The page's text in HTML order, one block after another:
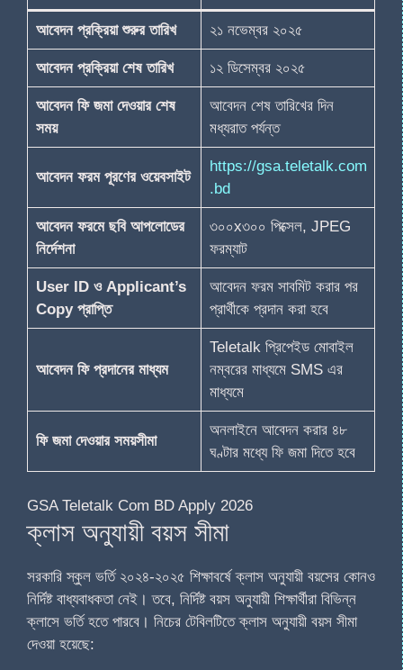
আবেদন প্রক্রিয়া শুরুর তারিখ ২১ নভেম্বর ২০২৫
আবেদন প্রক্রিয়া শেষ তারিখ ১২ ডিসেম্বর ২০২৫
আবেদন ফি জমা দেওয়ার শেষ
সময়
আবেদন শেষ তারিখের দিন
মধ্যরাত পর্যন্ত
আবেদন ফরম পূরণের ওয়েবসাইট
https://gsa.teletalk.com
.bd
আবেদন ফরমে ছবি আপলোডের
নির্দেশনা
৩০০x৩০০ পিক্সেল, JPEG
ফরম্যাট
User ID ও Applicant’s
Copy প্রাপ্তি
আবেদন ফরম সাবমিট করার পর
প্রার্থীকে প্রদান করা হবে
আবেদন ফি প্রদানের মাধ্যম
Teletalk প্রিপেইড মোবাইল
নম্বরের মাধ্যমে SMS এর
মাধ্যমে
ফি জমা দেওয়ার সময়সীমা
অনলাইনে আবেদন করার ৪৮
ঘণ্টার মধ্যে ফি জমা দিতে হবে
GSA Teletalk Com BD Apply 2026
ক্লাস অনুযায়ী বয়স সীমা
সরকারি স্কুল ভর্তি ২০২৪-২০২৫ শিক্ষাবর্ষে ক্লাস অনুযায়ী বয়সের কোনও
নির্দিষ্ট বাধ্যবাধকতা নেই। তবে, নির্দিষ্ট বয়স অনুযায়ী শিক্ষার্থীরা বিভিন্ন
ক্লাসে ভর্তি হতে পারবে। নিচের টেবিলটিতে ক্লাস অনুযায়ী বয়স সীমা
দেওয়া হয়েছে: